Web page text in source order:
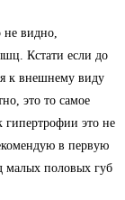
видно,
Кстати если до
к внешнему виду
это то самое
гипертрофии это не
в первую
малых половых губ